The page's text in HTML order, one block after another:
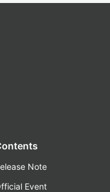
Note
Event